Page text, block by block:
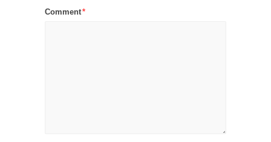
Comment*